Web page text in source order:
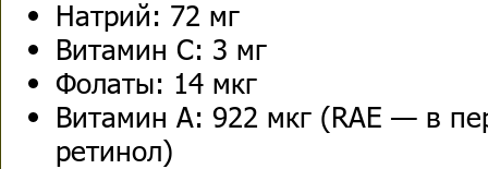
Натрий: 72 мг
Витамин C: 3 мг
Фолаты: 14 мкг
Витамин A: 922 мкг (RAE — в
ретинол)